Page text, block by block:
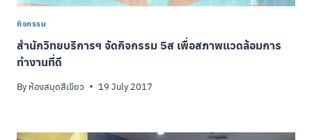
กิจกรรม
สำนักวิทยบริการฯ จัดกิจกรรม 5ส เพื่อสภาพแวดล้อมการ
ทำงานที่ดี
By ห้องสมุดสีเขียว 19 July 2017